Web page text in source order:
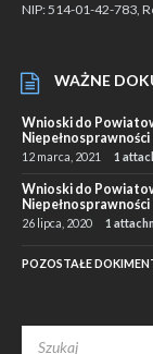
NIP: 514-01-42-783,
WAŻNE
Wnioski do
Niepełnosprawności
12 marca, 2021 1
Wnioski do
Niepełnosprawności
26 lipca, 2020 1
POZOSTAŁE